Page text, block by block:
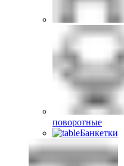
поворотные
Банкетки